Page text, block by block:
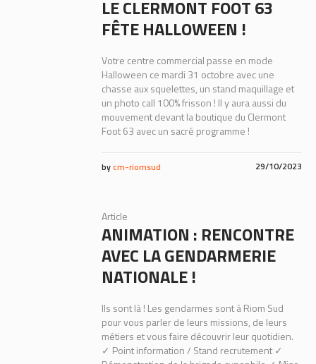
LE CLERMONT FOOT 63
FÊTE HALLOWEEN !
Votre centre commercial passe en mode
Halloween ce mardi 31 octobre avec une
chasse aux squelettes, un stand maquillage et
un photo call 100% frisson ! Il y aura aussi du
mouvement devant la boutique du Clermont
Foot 63 avec un sacré programme !
29/10/2023
bycm-riomsud
Article
ANIMATION : RENCONTRE
AVEC LA GENDARMERIE
NATIONALE !
Ils sont là ! Les gendarmes sont à Riom Sud
pour vous parler de leurs missions, de leurs
métiers et vous faire découvrir leur quotidien.
✓ Point information / Stand recrutement ✓